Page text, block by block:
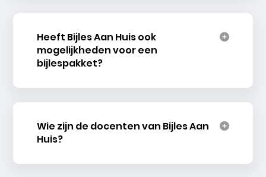
Heeft Bijles Aan Huis ook
mogelijkheden voor een
bijlespakket?
Wie zijn de docenten van Bijles Aan
Huis?